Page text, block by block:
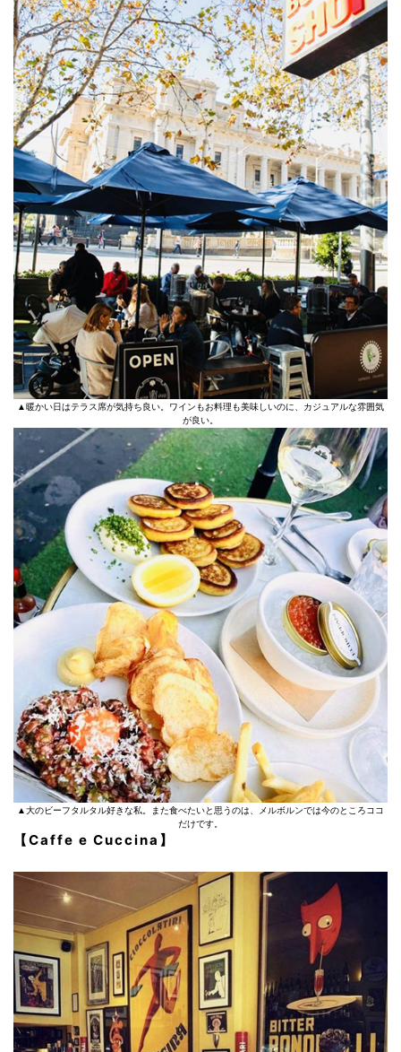
▲暖かい日はテラス席が気持ち良い。ワインもお料理も美味しいのに、カジュアルな雰囲気
が良い。
▲大のビーフタルタル好きな私。また食べたいと思うのは、メルボルンでは今のところココ
だけです。
【Caffe e Cuccina】